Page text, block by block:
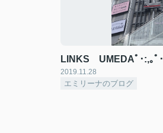
LINKS UMEDAﾟ･:,｡ﾟ
2019.11.28
エミリーナのブログ